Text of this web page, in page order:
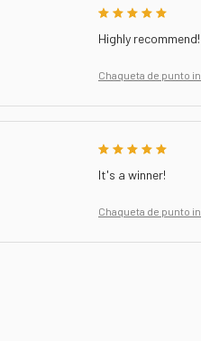
Highly recommend!
Chaqueta de punto
It's a winner!
Chaqueta de punto